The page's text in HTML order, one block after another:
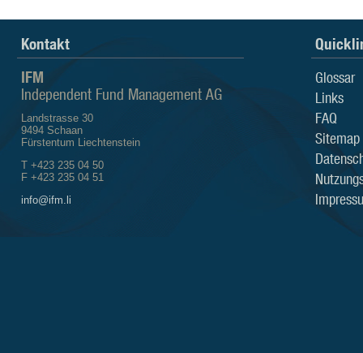
Kontakt
IFM
Independent Fund Management AG
Landstrasse 30
9494 Schaan
Fürstentum Liechtenstein
T +423 235 04 50
F +423 235 04 51
info@ifm.li
Glossar
Links
FAQ
Sitemap